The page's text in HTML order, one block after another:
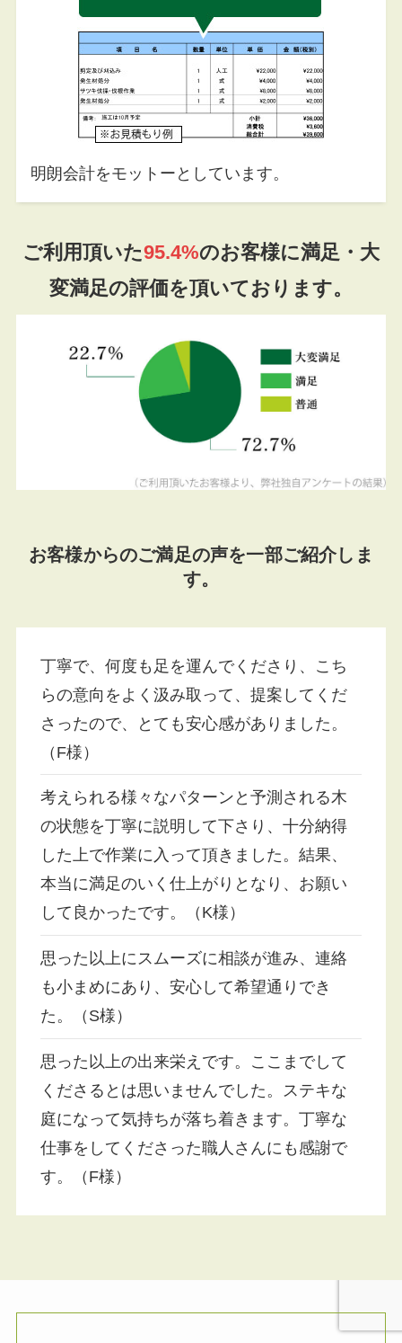
明朗会計をモットーとしています。
ご利用頂いた95.4%のお客様に満足・大
変満足の評価を頂いております。
お客様からのご満足の声を一部ご紹介しま
す。
丁寧で、何度も足を運んでくださり、こち
らの意向をよく汲み取って、提案してくだ
さったので、とても安心感がありました。
（F様）
考えられる様々なパターンと予測される木
の状態を丁寧に説明して下さり、十分納得
した上で作業に入って頂きました。結果、
本当に満足のいく仕上がりとなり、お願い
して良かったです。（K様）
思った以上にスムーズに相談が進み、連絡
も小まめにあり、安心して希望通りでき
た。（S様）
思った以上の出来栄えです。ここまでして
くださるとは思いませんでした。ステキな
庭になって気持ちが落ち着きます。丁寧な
仕事をしてくださった職人さんにも感謝で
す。（F様）